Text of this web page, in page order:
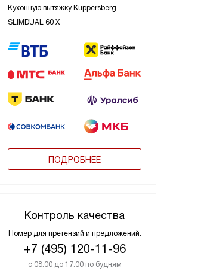
Кухонную вытяжку Kuppersberg
SLIMDUAL 60 X
ПОДРОБНЕЕ
Контроль качества
Номер для претензий и предложений:
+7 (495) 120-11-96
с 08:00 до 17:00 по будням